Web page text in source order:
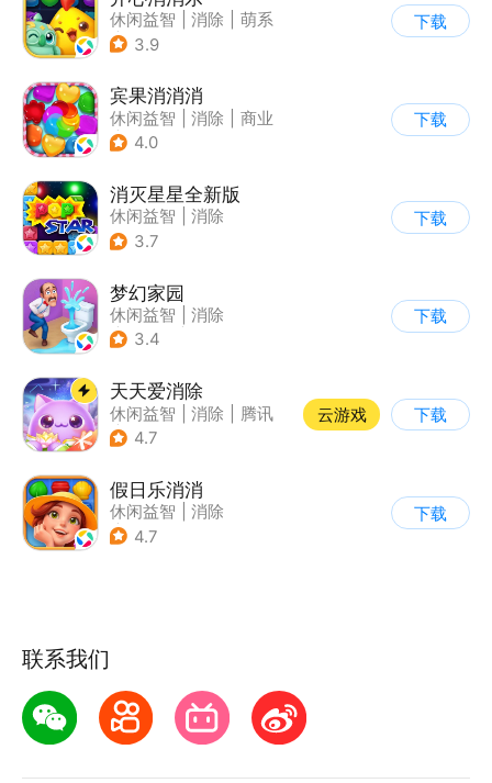
休闲益智 消除
萌系
| 乐元素
3.9
下载
宾果消消消
休闲益智 消除
商业
| 宾果消消消
4.0
下载
消灭星星全新版
休闲益智
消除
3.7
下载
梦幻家园
休闲益智
消除
| 女性向
3.4
下载
天天爱消除
休闲益智 消除
腾讯
| 单机
4.7
云游戏 下载
假日乐消消
休闲益智
消除
| 乐元素
4.7
下载
联系我们